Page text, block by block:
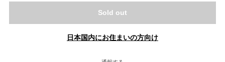
Sold out
日本国内にお住まいの方向け